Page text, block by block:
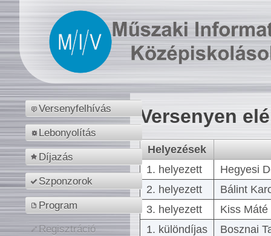
Versenyfelhívás
Lebonyolítás
Díjazás
Szponzorok
Program
Regisztráció
Versenyen
Helyezések
1. helyezett
Hegyesi
2. helyezett
Bálint
3. helyezett
Kiss
1. különdíjas
Bosznai